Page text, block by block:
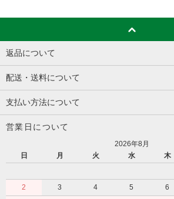
返品について
配送・送料について
支払い方法について
営業日について
2026年8月
日
月 火 水 木
2
3 4 5 6